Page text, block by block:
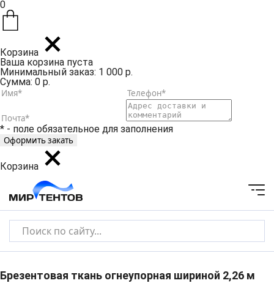
0
Корзина
Ваша корзина пуста
Минимальный заказ: 1 000 р.
Сумма: 0 р.
* - поле обязательное для заполнения
Корзина
Брезентовая ткань огнеупорная шириной 2,26 м